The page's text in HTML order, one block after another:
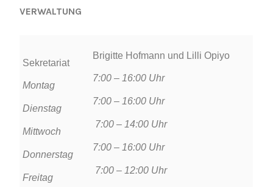
VERWALTUNG
Sekretariat
Montag
Dienstag
Mittwoch
Donnerstag
Freitag
Brigitte Hofmann und Lilli Opiyo
7:00 – 16:00 Uhr
7:00 – 16:00 Uhr
7:00 – 14:00 Uhr
7:00 – 16:00 Uhr
7:00 – 12:00 Uhr